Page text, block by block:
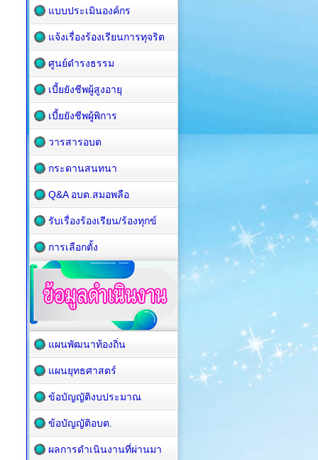
แบบประเมินองค์กร
แจ้งเรื่องร้องเรียนการทุจริต
ศูนย์ดำรงธรรม
เบี้ยยังชีพผู้สูงอายุ
เบี้ยยังชีพผู้พิการ
วารสารอบต
กระดานสนทนา
Q&A อบต.สมอพลือ
รับเรื่องร้องเรียน/ร้องทุกข์
การเลือกตั้ง
แผนพัฒนาท้องถิ่น
แผนยุทธศาสตร์
ข้อบัญญัติงบประมาณ
ข้อบัญญัติอบต.
ผลการดำเนินงานที่ผ่านมา